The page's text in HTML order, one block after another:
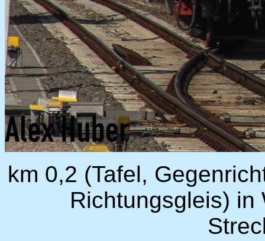
km 0,2 (Tafel,
Richtungsgleis) in